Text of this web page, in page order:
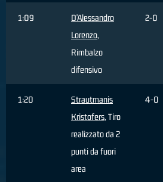
1:09
D'Alessandro
Lorenzo,
Rimbalzo
difensivo
2-0
1:20
Strautmanis
Kristofers, Tiro
realizzato da 2
punti da fuori
area
4-0